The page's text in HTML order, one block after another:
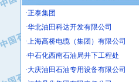
·正泰集团
·华北油田科达开发有限公司
·上海高桥电缆（集团）有限公司
·中石化西南石油局井下工程处
·大庆油田石油专用设备有限公司
·江苏丹化集团有限责任公司